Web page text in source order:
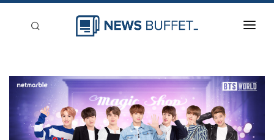
新聞稿分類
登入
刊登